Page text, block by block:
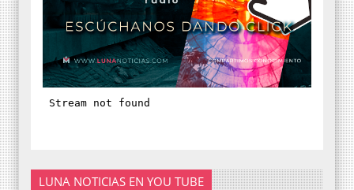
LUNA NOTICIAS EN YOU TUBE